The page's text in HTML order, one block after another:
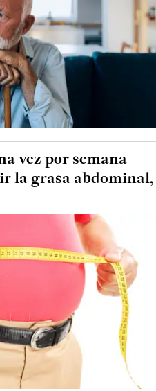
vez por semana
la grasa abdominal,